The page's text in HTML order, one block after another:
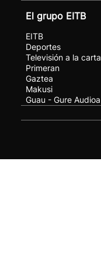
El grupo EITB
EITB
Deportes
Televisión a la carta
Primeran
Gaztea
Makusi
Guau - Gure Audioa